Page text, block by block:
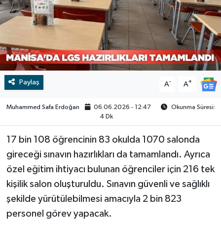
Paylaş A- A+
Muhammed Safa Erdoğan 06.06.2026 - 12:47
Okunma Süresi:
4 Dk
17 bin 108 öğrencinin 83 okulda 1070 salonda
gireceği sınavın hazırlıkları da tamamlandı. Ayrıca
özel eğitim ihtiyacı bulunan öğrenciler için 216 tek
kişilik salon oluşturuldu. Sınavın güvenli ve sağlıklı
şekilde yürütülebilmesi amacıyla 2 bin 823
personel görev yapacak.
Tarih
Çevre
Dünya
İletişim
Künye
Vefat
Video